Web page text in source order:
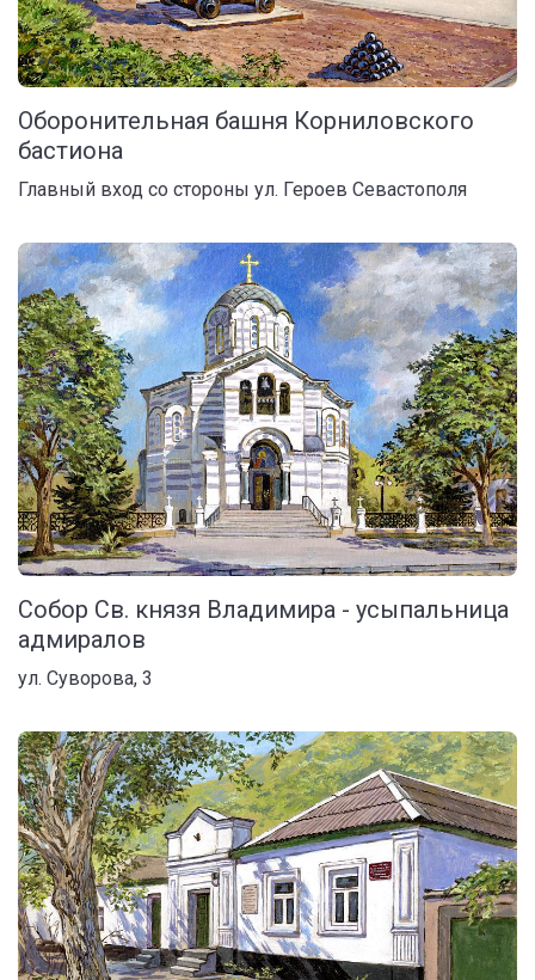
Оборонительная башня Корниловского
бастиона
Главный вход со стороны ул. Героев Севастополя
Собор Св. князя Владимира - усыпальница
адмиралов
ул. Суворова, 3